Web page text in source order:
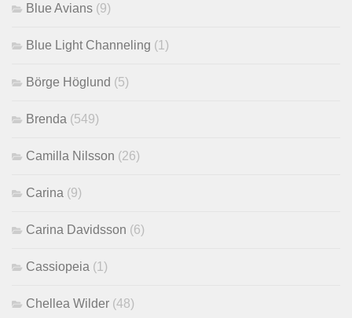
Blue Avians (9)
Blue Light Channeling (1)
Börge Höglund (5)
Brenda (549)
Camilla Nilsson (26)
Carina (9)
Carina Davidsson (6)
Cassiopeia (1)
Chellea Wilder (48)